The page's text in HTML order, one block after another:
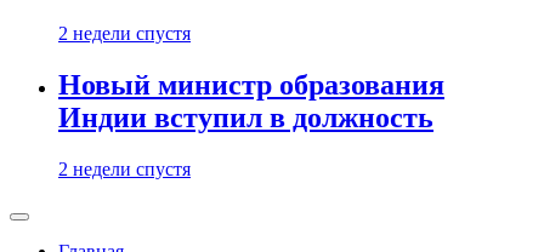
2 недели спустя
Новый министр образования
Индии вступил в должность
2 недели спустя